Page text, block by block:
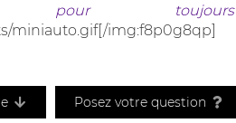
toujours
miniauto.gif[/img:f8p0g8qp]
Posez votre question